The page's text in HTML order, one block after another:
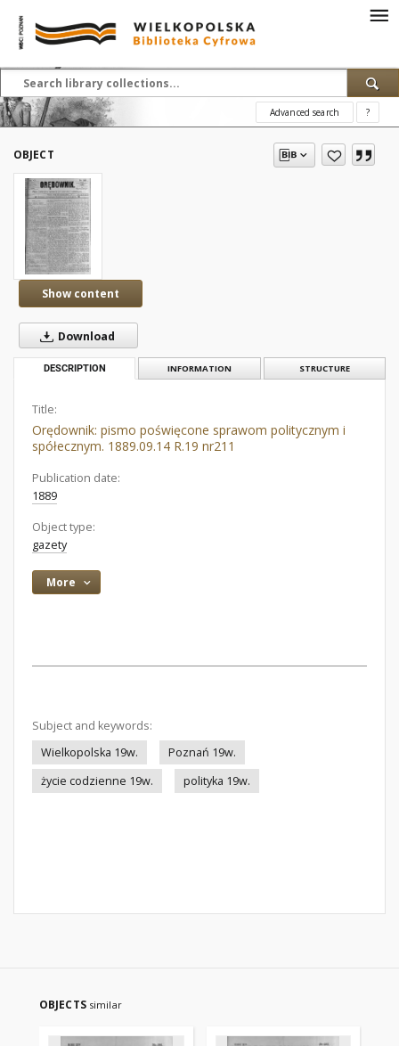
Advanced search ?
OBJECT
Show content
Download
DESCRIPTION INFORMATION STRUCTURE
Title:
Orędownik: pismo poświęcone sprawom politycznym i
spółecznym. 1889.09.14 R.19 nr211
Publication date:
1889
Object type:
gazety
More
Subject and keywords:
Wielkopolska 19w.
Poznań 19w.
życie codzienne 19w.
polityka 19w.
OBJECTS similar